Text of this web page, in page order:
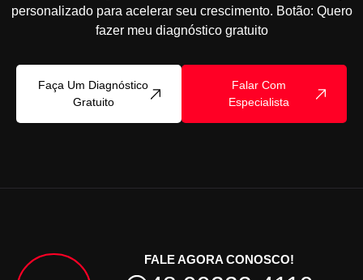
personalizado para acelerar seu crescimento. Botão: Quero
fazer meu diagnóstico gratuito
Faça Um Diagnóstico
Gratuito
Falar Com
Especialista
FALE AGORA CONOSCO!